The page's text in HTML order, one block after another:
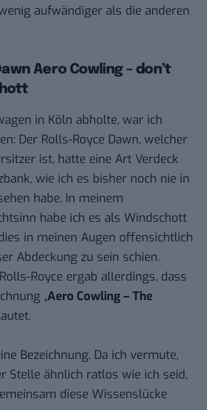
aufwändiger als die anderen
Aero Cowling – don’t
in Köln abholte, war ich
Der Rolls-Royce Dawn, welcher
ist, hatte eine Art Verdeck
wie ich es bisher noch nie in
habe. In meinem
habe ich es als Windschott
in meinen Augen offensichtlich
Abdeckung zu sein schien.
Royce ergab allerdings, dass
„Aero Cowling – The
Bezeichnung. Da ich vermute,
Stelle ähnlich ratlos wie ich seid,
diese Wissenslücke